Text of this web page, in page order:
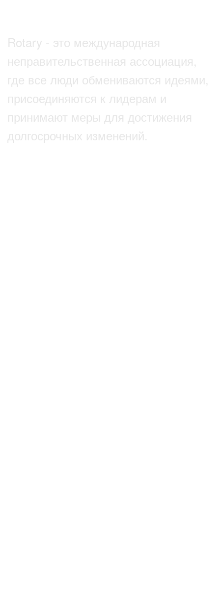
Rotary - это международная
неправительственная ассоциация,
где все люди обмениваются идеями,
присоединяются к лидерам и
принимают меры для достижения
долгосрочных изменений.